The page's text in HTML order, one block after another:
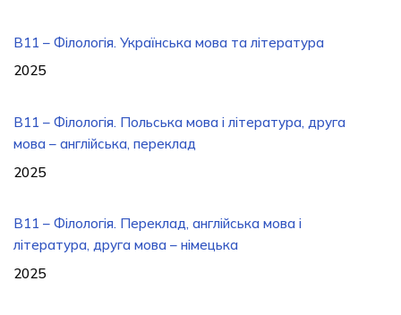
В11 – Філологія. Українська мова та література
2025
В11 – Філологія. Польська мова і література, друга
мова – англійська, переклад
2025
B11 – Філологія. Переклад, англійська мова і
література, друга мова – німецька
2025